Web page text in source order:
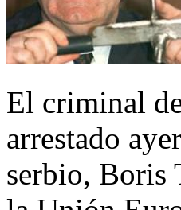
El criminal
arrestado
serbio, Boris